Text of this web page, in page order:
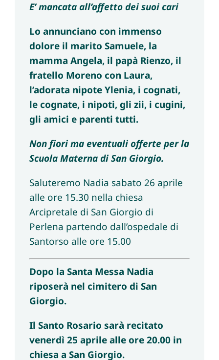
E’ mancata all’affetto dei suoi cari
Lo annunciano con immenso
dolore il marito Samuele, la
mamma Angela, il papà Rienzo, il
fratello Moreno con Laura,
l’adorata nipote Ylenia, i cognati,
le cognate, i nipoti, gli zii, i cugini,
gli amici e parenti tutti.
Non fiori ma eventuali offerte per la
Scuola Materna di San Giorgio.
Saluteremo Nadia sabato 26 aprile
alle ore 15.30 nella chiesa
Arcipretale di San Giorgio di
Perlena partendo dall’ospedale di
Santorso alle ore 15.00
Dopo la Santa Messa Nadia
riposerà nel cimitero di San
Giorgio.
Il Santo Rosario sarà recitato
venerdì 25 aprile alle ore 20.00 in
chiesa a San Giorgio.